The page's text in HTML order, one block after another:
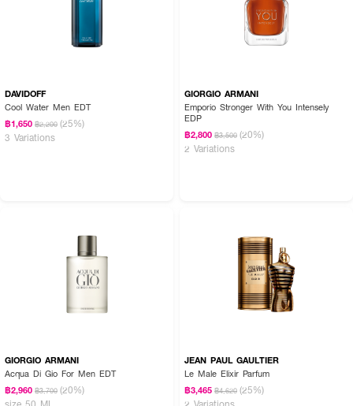
DAVIDOFF
Cool Water Men EDT
฿1,650 ฿2,200 (25%)
3 Variations
GIORGIO ARMANI
Emporio Stronger With You Intensely
EDP
฿2,800 ฿3,500 (20%)
2 Variations
GIORGIO ARMANI
Acqua Di Gio For Men EDT
฿2,960 ฿3,700 (20%)
size 50 ML
JEAN PAUL GAULTIER
Le Male Elixir Parfum
฿3,465 ฿4,620 (25%)
2 Variations